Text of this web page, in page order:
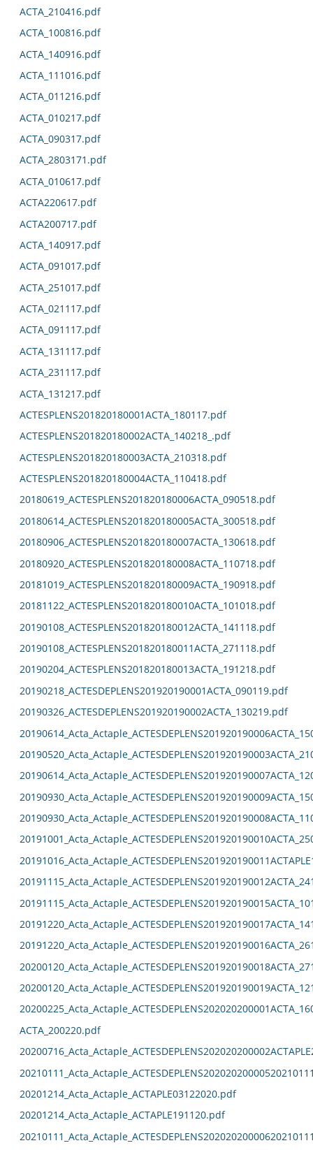
ACTA_210416.pdf
ACTA_100816.pdf
ACTA_140916.pdf
ACTA_111016.pdf
ACTA_011216.pdf
ACTA_010217.pdf
ACTA_090317.pdf
ACTA_2803171.pdf
ACTA_010617.pdf
ACTA220617.pdf
ACTA200717.pdf
ACTA_140917.pdf
ACTA_091017.pdf
ACTA_251017.pdf
ACTA_021117.pdf
ACTA_091117.pdf
ACTA_131117.pdf
ACTA_231117.pdf
ACTA_131217.pdf
ACTESPLENS201820180001ACTA_180117.pdf
ACTESPLENS201820180002ACTA_140218_.pdf
ACTESPLENS201820180003ACTA_210318.pdf
ACTESPLENS201820180004ACTA_110418.pdf
20180619_ACTESPLENS201820180006ACTA_090518.pdf
20180614_ACTESPLENS201820180005ACTA_300518.pdf
20180906_ACTESPLENS201820180007ACTA_130618.pdf
20180920_ACTESPLENS201820180008ACTA_110718.pdf
20181019_ACTESPLENS201820180009ACTA_190918.pdf
20181122_ACTESPLENS201820180010ACTA_101018.pdf
20190108_ACTESPLENS201820180012ACTA_141118.pdf
20190108_ACTESPLENS201820180011ACTA_271118.pdf
20190204_ACTESPLENS201820180013ACTA_191218.pdf
20190218_ACTESDEPLENS201920190001ACTA_090119.pdf
20190326_ACTESDEPLENS201920190002ACTA_130219.pdf
ACTA_200220.pdf
20201214_Acta_Actaple_ACTAPLE03122020.pdf
20201214_Acta_Actaple_ACTAPLE191120.pdf